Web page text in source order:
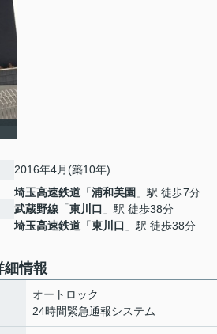
2016年4月(築10年)
埼玉高速鉄道 「浦和美園 」駅 徒歩7分
武蔵野線 「東川口 」駅 徒歩38分
埼玉高速鉄道 「東川口 」駅 徒歩38分
情報
オートロック
24時間緊急通報システム